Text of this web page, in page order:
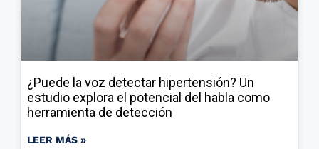
¿Puede la voz detectar hipertensión? Un
estudio explora el potencial del habla como
herramienta de detección
LEER MÁS »